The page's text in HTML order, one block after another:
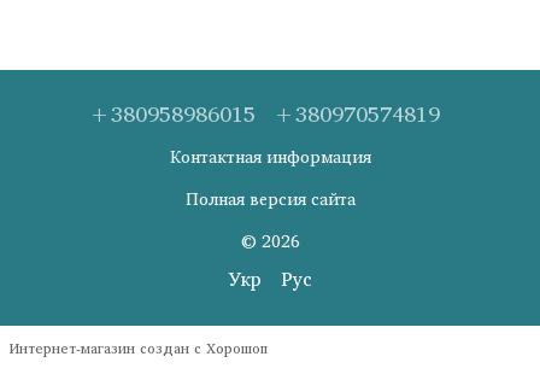
+380958986015 +380970574819
Контактная информация
Полная версия сайта
© 2026
Укр Рус
Интернет-магазин создан с Хорошоп